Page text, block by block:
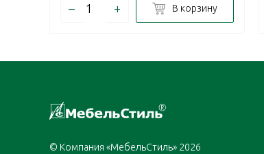
– + В корзину
© Компания «МебельСтиль» 2026